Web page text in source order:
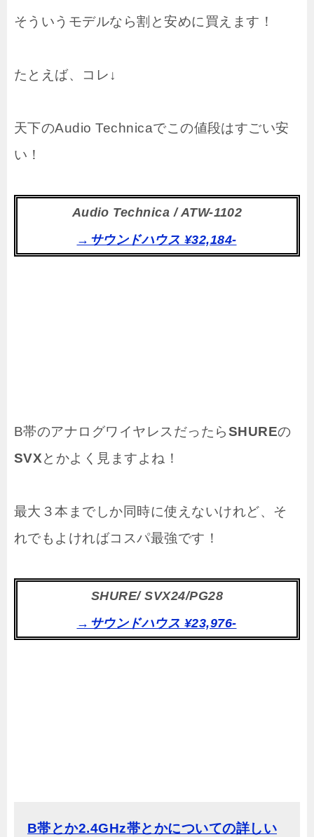
そういうモデルなら割と安めに買えます！
たとえば、コレ↓
天下のAudio Technicaでこの値段はすごい安
い！
Audio Technica / ATW-1102
→サウンドハウス ¥32,184-
B帯のアナログワイヤレスだったらSHUREの
SVXとかよく見ますよね！
最大３本までしか同時に使えないけれど、そ
れでもよければコスパ最強です！
SHURE/ SVX24/PG28
→サウンドハウス ¥23,976-
B帯とか2.4GHz帯とかについての詳しい